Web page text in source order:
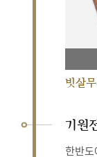
빗살
기원
한반